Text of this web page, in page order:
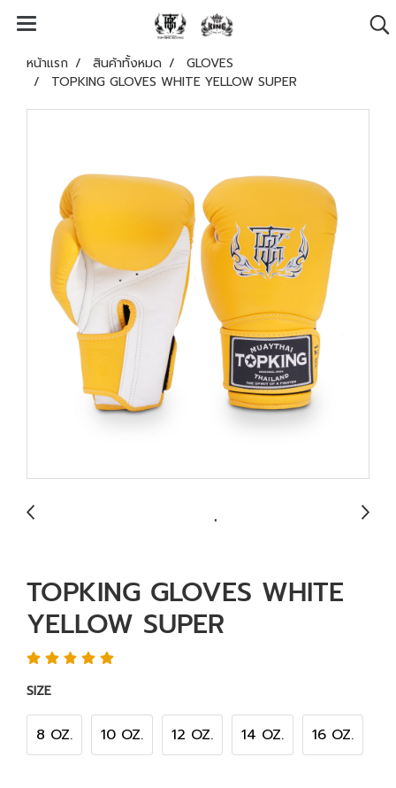
หน้าแรก สินค้าทั้งหมด
GLOVES
TOPKING GLOVES WHITE YELLOW SUPER
TOPKING GLOVES WHITE
YELLOW SUPER
SIZE
8 OZ. 10 OZ. 12 OZ. 14 OZ. 16 OZ.